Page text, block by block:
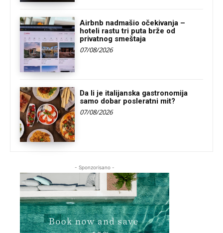
Airbnb nadmašio očekivanja –
hoteli rastu tri puta brže od
privatnog smeštaja
07/08/2026
Da li je italijanska gastronomija
samo dobar posleratni mit?
07/08/2026
- Sponzorisano -